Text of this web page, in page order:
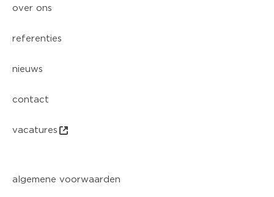
over ons
referenties
nieuws
contact
vacatures
algemene voorwaarden